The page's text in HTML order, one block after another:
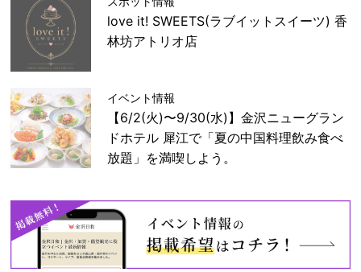
love it! SWEETS(ラブイットスイーツ) 香
林坊アトリオ店
イベント情報
【6/2(火)〜9/30(水)】金沢ニューグラン
ドホテル 犀江で「夏の中国料理飲み食べ
放題」を満喫しよう。